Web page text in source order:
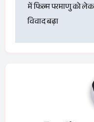
में फिल्म परमाणु को
विवाद बढ़ा